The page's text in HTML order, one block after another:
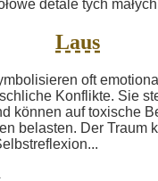
Laus
oft
Konflikte. Sie
können auf toxische
belasten. Der Traum